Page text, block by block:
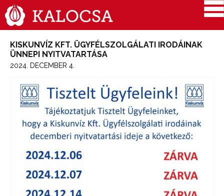
KISKUNVÍZ KFT. ÜGYFÉLSZOLGÁLATI IRODÁINAK
ÜNNEPI NYITVATARTÁSA
2024. DECEMBER 4.